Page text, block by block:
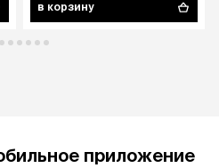
в корзину
приложение